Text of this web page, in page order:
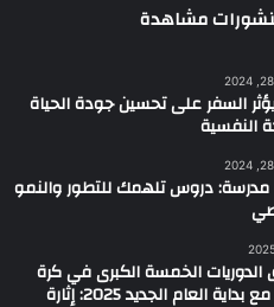
مشاهدة
السفر على تحسين جودة الحياة
النفسية
مدرسة: دروس تلهمك للتطور والنمو
الدوريات الخمسة الكبرى في كرة
القدم مع بداية العام الجديد 2025: إثارة